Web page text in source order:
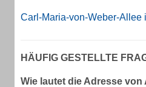
Carl-Maria-von-Weber-Allee
HÄUFIG GESTELLTE
Wie lautet die Adresse von